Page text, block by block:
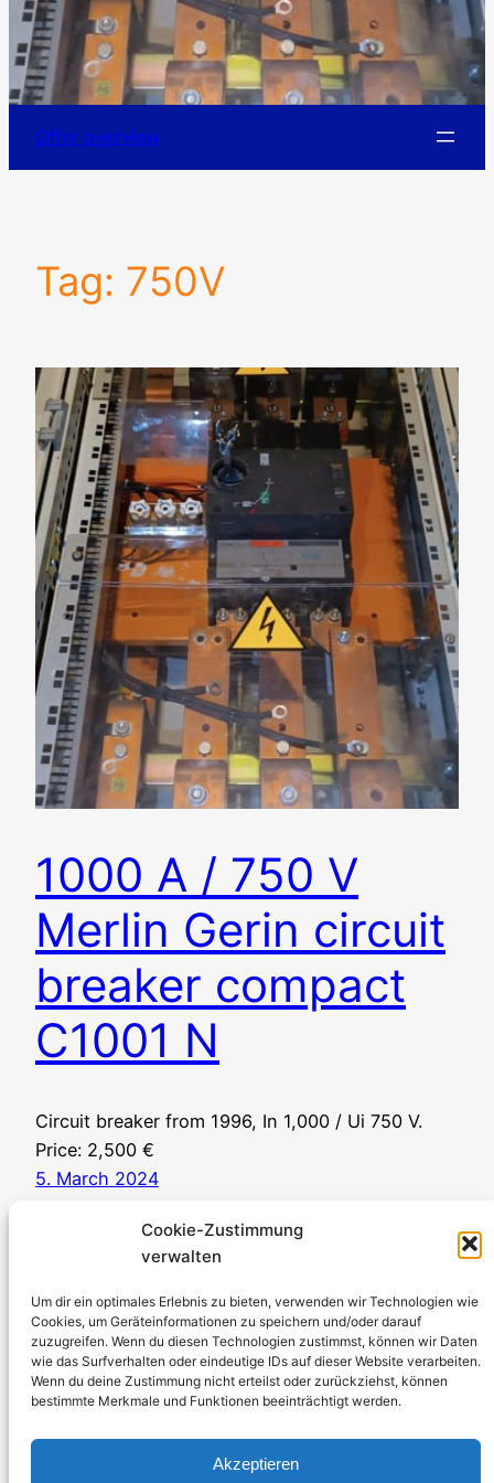
Cookie-Zustimmung
verwalten
Um dir ein optimales Erlebnis zu bieten, verwenden wir Technologien wie
Cookies, um Geräteinformationen zu speichern und/oder darauf
zuzugreifen. Wenn du diesen Technologien zustimmst, können wir Daten
wie das Surfverhalten oder eindeutige IDs auf dieser Website verarbeiten.
Wenn du deine Zustimmung nicht erteilst oder zurückziehst, können
bestimmte Merkmale und Funktionen beeinträchtigt werden.
Akzeptieren
Offer overview
Tag: 750V
1000 A / 750 V
Merlin Gerin circuit
breaker compact
C1001 N
Circuit breaker from 1996, In 1,000 / Ui 750 V.
Price: 2,500 €
5. March 2024
Stromerzeuger-Discount.de
Kürtener Straße 13, D-51465 Bergisch Gladbach
Sales Representative: Michael Jochmann